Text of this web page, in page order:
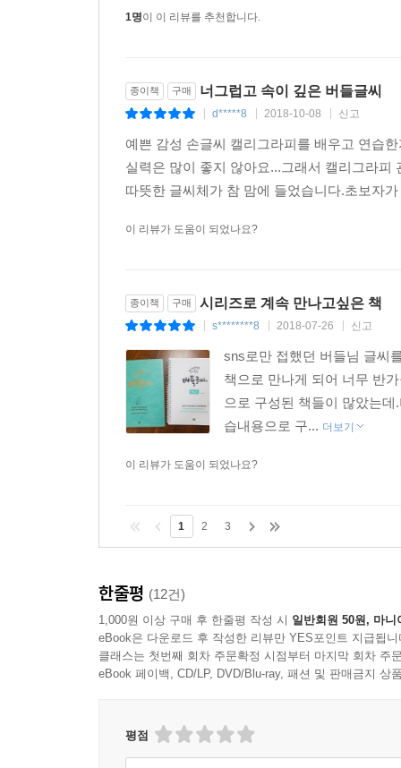
1명이 이 리뷰를 추천합니다.
종이책 구매 너그럽고 속이 깊은 버들글씨
d*****8 2018-10-08 신고
예쁜 감성 손글씨 캘리그라피를 배우고 연습
실력은 많이 좋지 않아요...그래서 캘리그라
따뜻한 글씨체가 참 맘에 들었습니다.초보자
이 리뷰가 도움이 되었나요?
종이책 구매 시리즈로 계속 만나고싶은 책
s********8 2018-07-26 신고
sns로만 접했던 버들님 글씨
책으로 만나게 되어 너무 반
으로 구성된 책들이 많았는
습내용으로 구... 더보기
이 리뷰가 도움이 되었나요?
1 2 3
한줄평 (12건)
1,000원 이상 구매 후 한줄평 작성 시 일반회원 50원, 마니
eBook은 다운로드 후 작성한 리뷰만 YES포인트 지급됩니
클래스는 첫번째 회차 주문확정 시점부터 마지막 회차 주
eBook 페이백, CD/LP, DVD/Blu-ray, 패션 및 판매금지 상
평점